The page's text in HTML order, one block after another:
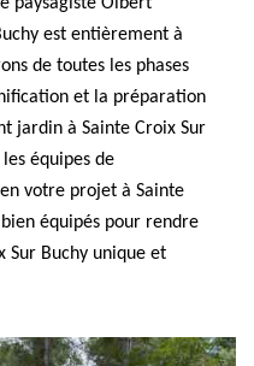
est entièrement à
de toutes les phases
et la préparation
jardin à Sainte Croix Sur
les équipes de
votre projet à Sainte
équipés pour rendre
Sur Buchy unique et